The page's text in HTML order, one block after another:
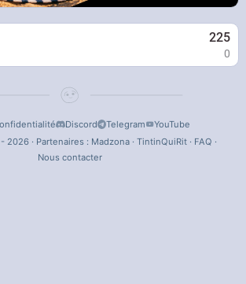
225
0
Discord Telegram
YouTube
2026 · Partenaires : Madzona· TintinQuiRit· FAQ ·
Nous contacter